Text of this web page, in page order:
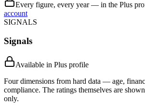
Every figure, every year — in the Plus
account
SIGNALS
Signals
Available in Plus profile
Four dimensions from hard data — age,
compliance. The ratings themselves are
only.